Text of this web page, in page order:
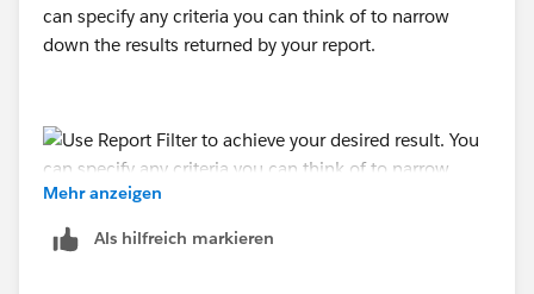
can specify any criteria you can think of to narrow
down the results returned by your report.
Mehr anzeigen
Als hilfreich markieren